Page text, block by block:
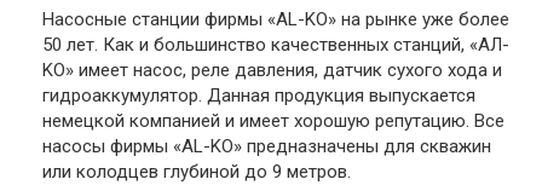
Насосные станции фирмы «AL-KO» на рынке уже более
50 лет. Как и большинство качественных станций, «AЛ-
KO» имеет насос, реле давления, датчик сухого хода и
гидроаккумулятор. Данная продукция выпускается
немецкой компанией и имеет хорошую репутацию. Все
насосы фирмы «AL-KO» предназначены для скважин
или колодцев глубиной до 9 метров.